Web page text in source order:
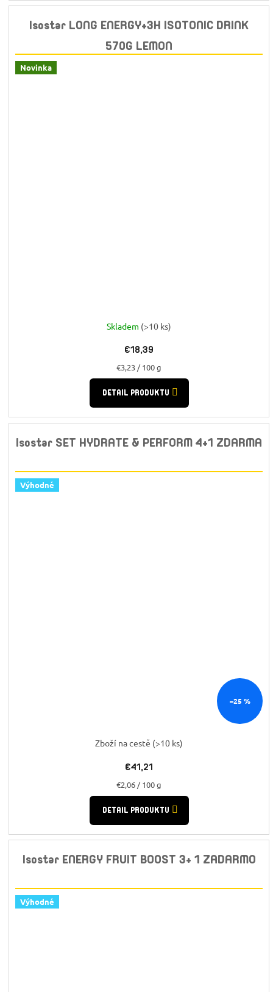
Isostar LONG ENERGY+3H ISOTONIC DRINK
570G LEMON
Novinka
Skladem (>10 ks)
€18,39
Jednotková
cena:
€3,23 / 100 g
DETAIL PRODUKTU
Isostar SET HYDRATE & PERFORM 4+1 ZDARMA
Výhodné
–25 %
Zboží na cestě (>10 ks)
€41,21
Jednotková
cena:
€2,06 / 100 g
DETAIL PRODUKTU
Isostar ENERGY FRUIT BOOST 3+ 1 ZADARMO
Výhodné